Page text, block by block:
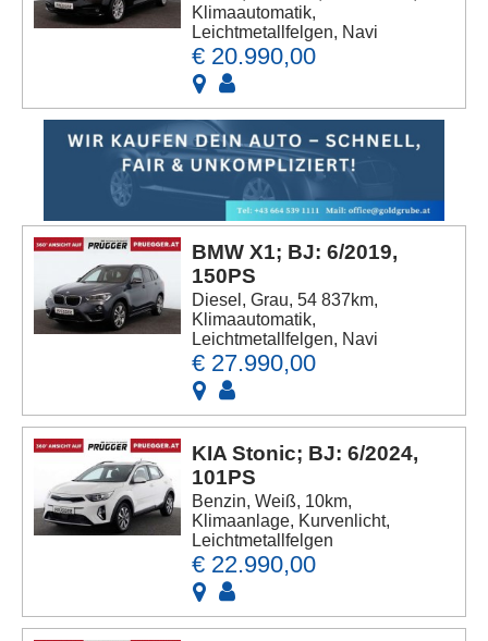
Klimaautomatik,
Leichtmetallfelgen, Navi
€ 20.990,00
BMW X1; BJ: 6/2019,
150PS
Diesel, Grau, 54 837km,
Klimaautomatik,
Leichtmetallfelgen, Navi
€ 27.990,00
KIA Stonic; BJ: 6/2024,
101PS
Benzin, Weiß, 10km,
Klimaanlage, Kurvenlicht,
Leichtmetallfelgen
€ 22.990,00